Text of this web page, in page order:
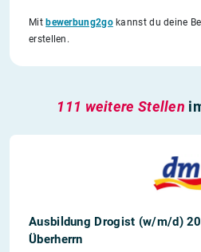
Mitbewerbung2gokannst du deine
erstellen.
111 weitere Stellen
Ausbildung Drogist (w/m/d)
Überherrn